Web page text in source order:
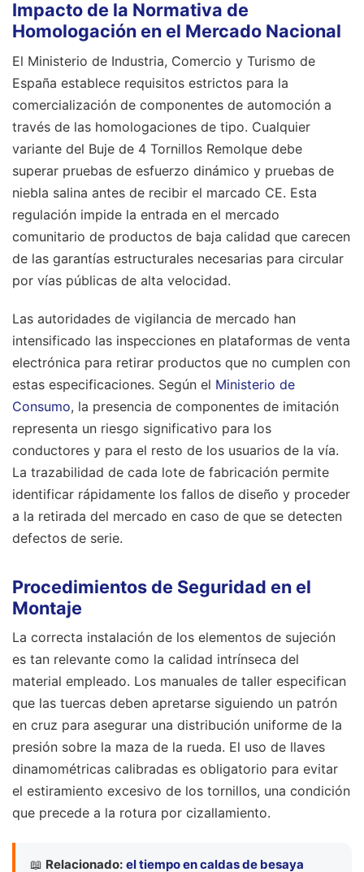
Impacto de la Normativa de
Homologación en el Mercado Nacional
El Ministerio de Industria, Comercio y Turismo de
España establece requisitos estrictos para la
comercialización de componentes de automoción a
través de las homologaciones de tipo. Cualquier
variante del Buje de 4 Tornillos Remolque debe
superar pruebas de esfuerzo dinámico y pruebas de
niebla salina antes de recibir el marcado CE. Esta
regulación impide la entrada en el mercado
comunitario de productos de baja calidad que carecen
de las garantías estructurales necesarias para circular
por vías públicas de alta velocidad.
Las autoridades de vigilancia de mercado han
intensificado las inspecciones en plataformas de venta
electrónica para retirar productos que no cumplen con
estas especificaciones. Según el Ministerio de
Consumo, la presencia de componentes de imitación
representa un riesgo significativo para los
conductores y para el resto de los usuarios de la vía.
La trazabilidad de cada lote de fabricación permite
identificar rápidamente los fallos de diseño y proceder
a la retirada del mercado en caso de que se detecten
defectos de serie.
Procedimientos de Seguridad en el
Montaje
La correcta instalación de los elementos de sujeción
es tan relevante como la calidad intrínseca del
material empleado. Los manuales de taller especifican
que las tuercas deben apretarse siguiendo un patrón
en cruz para asegurar una distribución uniforme de la
presión sobre la maza de la rueda. El uso de llaves
dinamométricas calibradas es obligatorio para evitar
el estiramiento excesivo de los tornillos, una condición
que precede a la rotura por cizallamiento.
📖 Relacionado: el tiempo en caldas de besaya